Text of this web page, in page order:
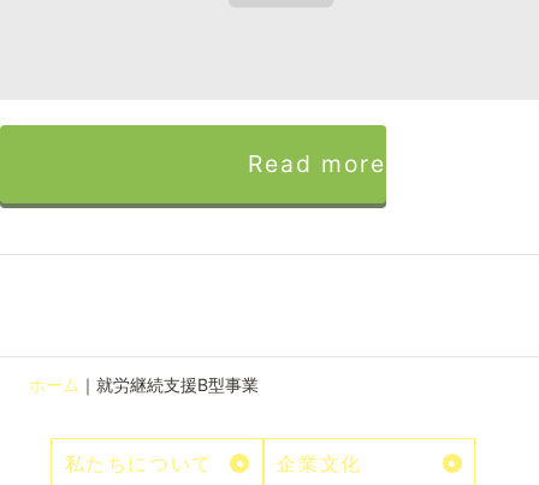
Read more
ホーム ｜ 就労継続支援B型事業
私たちについて 企業文化